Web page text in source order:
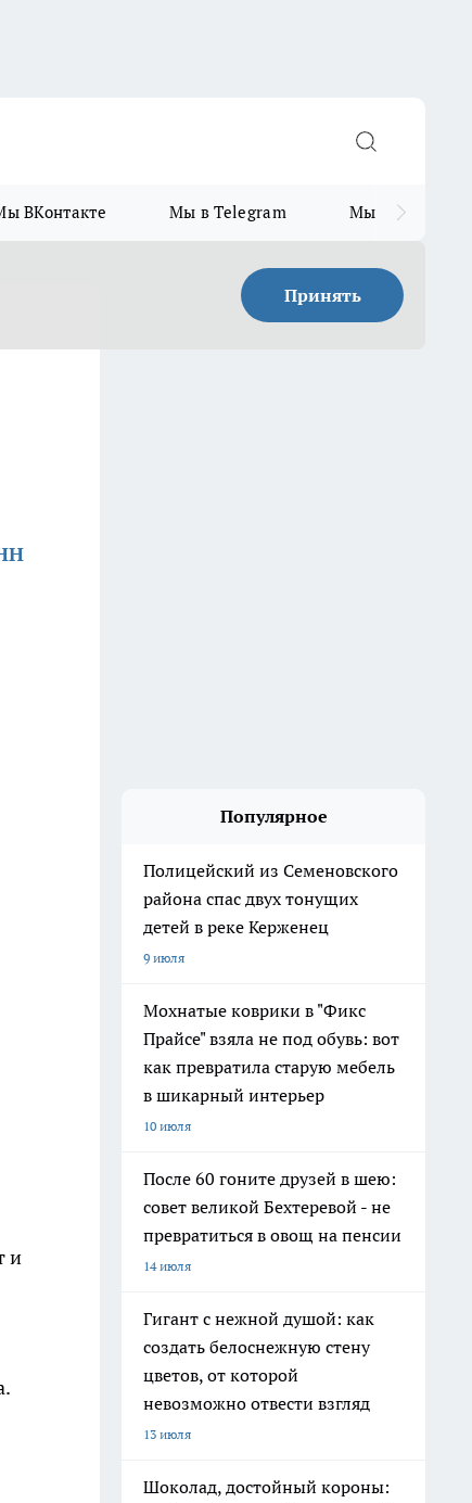
ВКонтакте Мы в Telegram Мы в MAX
Принять
и
Популярное
Полицейский из Семеновского
района спас двух тонущих
детей в реке Керженец
9 июля
Мохнатые коврики в "Фикс
Прайсе" взяла не под обувь: вот
как превратила старую мебель
в шикарный интерьер
10 июля
После 60 гоните друзей в шею:
совет великой Бехтеревой - не
превратиться в овощ на пенсии
14 июля
Гигант с нежной душой: как
создать белоснежную стену
цветов, от которой
невозможно отвести взгляд
13 июля
Шоколад, достойный короны: